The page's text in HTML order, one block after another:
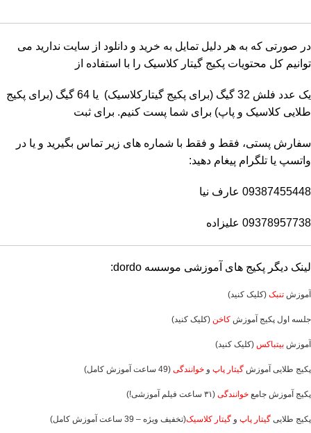
در صورتی که به هر دلیل تمایل به خرید و دانلود از سایت ندارید می
توانیم کل محتویات پکیج گیتار کلاسیک را با استفاده از
یک عدد فلش 32 گیگ (برای پکیج گیتارکلاسیک) یا 64 گیگ (برای پکیج
طلایی کلاسیک و پاپ) برای شما پست کنیم. برای ثبت
سفارش پستی، فقط و فقط با شماره های زیر تماس بگیرید و یا در
واتسپ یا تلگرام پیغام دهید:
09387455448 عارف نیا
09378957738 علیزاده
لینک دیگر پکیج های آموزشی موسسه dordo:
آموزش تنبک (کلیک کنید)
جلسه اول پکیج آموزش کاخن (کلیک کنید)
آموزش بیتباکس (کلیک کنید)
پکیج طلایی آموزش گیتار پاپ و خوانندگی (49 ساعت آموزش کامل)
پکیج آموزش جامع خوانندگی (۳۱ ساعت فیلم آموزشی!)
پکیج طلایی گیتار پاپ و گیتار کلاسیک(تخفیف ویژه – 39 ساعت آموزش کامل)